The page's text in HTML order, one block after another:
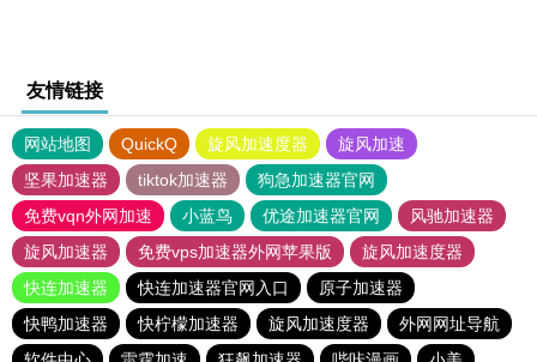
友情链接
网站地图 QuickQ 旋风加速度器
旋风加速
坚果加速器
tiktok加速器
狗急加速器官网
免费vqn外网加速
小蓝鸟 优途加速器官网
风驰加速器
旋风加速器
免费vps加速器外网苹果版
旋风加速度器
快连加速器
快连加速器官网入口
原子加速器
快鸭加速器
快柠檬加速器 旋风加速度器
外网网址导航